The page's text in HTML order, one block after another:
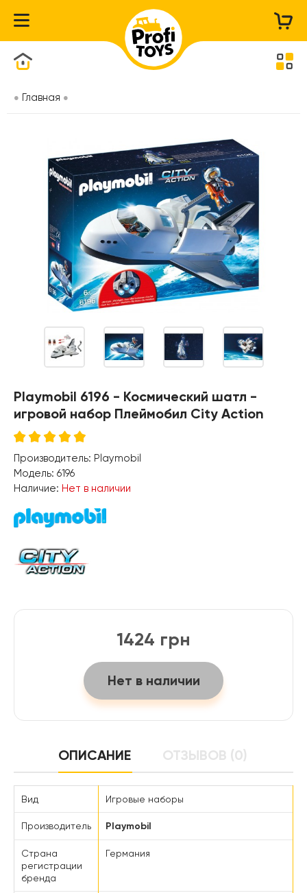
Главная
Playmobil 6196 - Космический шатл -
игровой набор Плеймобил City Action
Производитель: Playmobil
Модель: 6196
Наличие: Нет в наличии
1424 грн
Нет в наличии
ОПИСАНИЕ ОТЗЫВОВ (0)
Вид Игровые наборы
Производитель Playmobil
Страна
регистрации
бренда
Германия
Каталог товаров